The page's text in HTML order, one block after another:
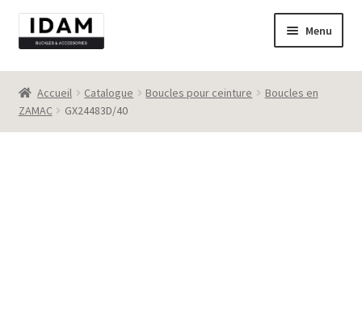
Aller
à
Aller
au
Menu
Catalogue
New
Accueil Catalogue Boucles pour ceinture
Boucles en
ZAMAC
GX24483D/40